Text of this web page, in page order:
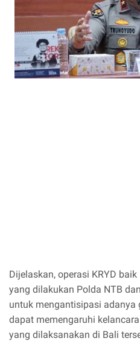
Dijelaskan, operasi KRYD
yang dilakukan Polda NTB
untuk mengantisipasi adanya
dapat memengaruhi
yang dilaksanakan di Bali